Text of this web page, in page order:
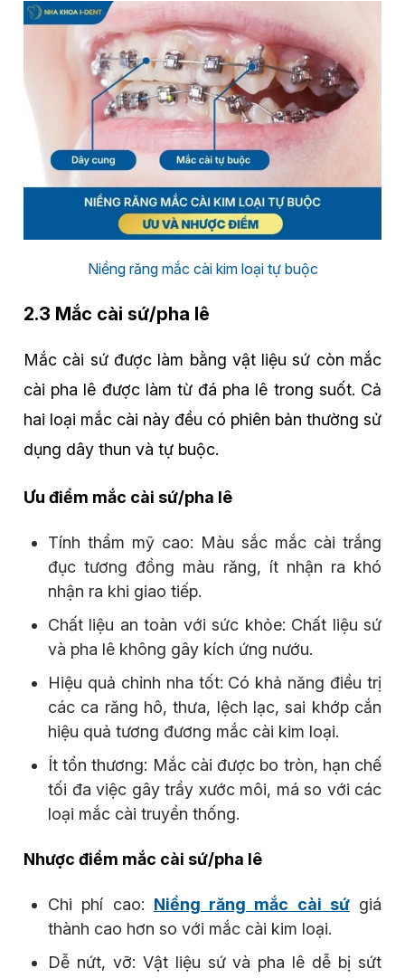
Niềng răng mắc cài kim loại tự buộc
2.3 Mắc cài sứ/pha lê
Mắc cài sứ được làm bằng vật liệu sứ còn mắc
cài pha lê được làm từ đá pha lê trong suốt. Cả
hai loại mắc cài này đều có phiên bản thường sử
dụng dây thun và tự buộc.
Ưu điểm mắc cài sứ/pha lê
Tính thẩm mỹ cao: Màu sắc mắc cài trắng
đục tương đồng màu răng, ít nhận ra khó
nhận ra khi giao tiếp.
Chất liệu an toàn với sức khỏe: Chất liệu sứ
và pha lê không gây kích ứng nướu.
Hiệu quả chỉnh nha tốt: Có khả năng điều trị
các ca răng hô, thưa, lệch lạc, sai khớp cắn
hiệu quả tương đương mắc cài kim loại.
Ít tổn thương: Mắc cài được bo tròn, hạn chế
tối đa việc gây trầy xước môi, má so với các
loại mắc cài truyền thống.
Nhược điểm mắc cài sứ/pha lê
Chi phí cao: Niềng răng mắc cài sứgiá
thành cao hơn so với mắc cài kim loại.
Dễ nứt, vỡ: Vật liệu sứ và pha lê dễ bị sứt